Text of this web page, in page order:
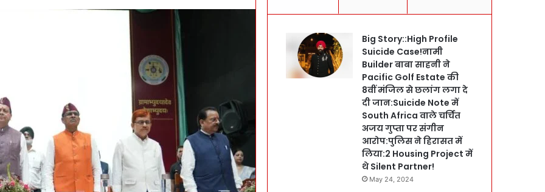
Big Story::High Profile
Suicide Case!नामी
Builder बाबा साहनी ने
Pacific Golf Estate की
8वीं मंजिल से छलांग लगा दे
दी जान:Suicide Note में
South Africa वाले चर्चित
अजय गुप्ता पर संगीन
आरोप:पुलिस ने हिरासत में
लिया:2 Housing Project में
थे Silent Partner!
May 24, 2024